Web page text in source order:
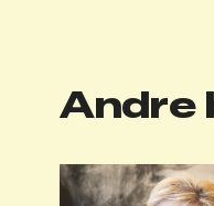
Andre